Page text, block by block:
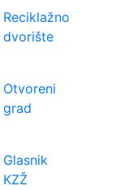
Reciklažno
dvorište
Otvoreni
grad
Glasnik
KZŽ